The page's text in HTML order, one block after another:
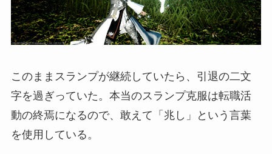
このままスランプが継続していたら、引退の二文
字を過ぎっていた。本当のスランプ克服は転職活
動の終焉になるので、敢えて「兆し」という言葉
を使用している。